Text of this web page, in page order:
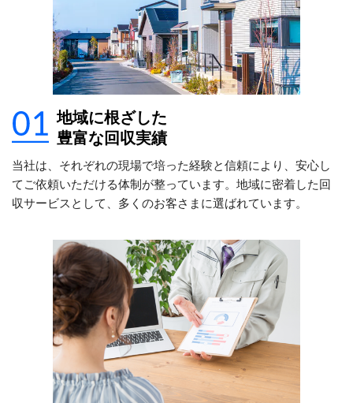
地域に根ざした
豊富な回収実績
当社は、それぞれの現場で培った経験と信頼により、安心し
てご依頼いただける体制が整っています。地域に密着した回
収サービスとして、多くのお客さまに選ばれています。